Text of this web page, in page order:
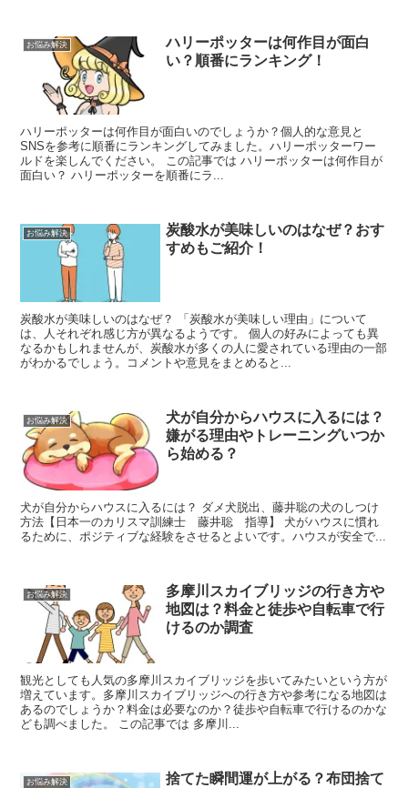
お悩み解決
ハリーポッターは何作目が面白
い？順番にランキング！
ハリーポッターは何作目が面白いのでしょうか？個人的な意見と
SNSを参考に順番にランキングしてみました。ハリーポッターワー
ルドを楽しんでください。 この記事では ハリーポッターは何作目が
面白い？ ハリーポッターを順番にラ...
お悩み解決
炭酸水が美味しいのはなぜ？おす
すめもご紹介！
炭酸水が美味しいのはなぜ？ 「炭酸水が美味しい理由」について
は、人それぞれ感じ方が異なるようです。 個人の好みによっても異
なるかもしれませんが、炭酸水が多くの人に愛されている理由の一部
がわかるでしょう。コメントや意見をまとめると...
お悩み解決
犬が自分からハウスに入るには？
嫌がる理由やトレーニングいつか
ら始める？
犬が自分からハウスに入るには？ ダメ犬脱出、藤井聡の犬のしつけ
方法【日本一のカリスマ訓練士 藤井聡 指導】 犬がハウスに慣れ
るために、ポジティブな経験をさせるとよいです。ハウスが安全で...
お悩み解決
多摩川スカイブリッジの行き方や
地図は？料金と徒歩や自転車で行
けるのか調査
観光としても人気の多摩川スカイブリッジを歩いてみたいという方が
増えています。多摩川スカイブリッジへの行き方や参考になる地図は
あるのでしょうか？料金は必要なのか？徒歩や自転車で行けるのかな
ども調べました。 この記事では 多摩川...
お悩み解決
捨てた瞬間運が上がる？布団捨て